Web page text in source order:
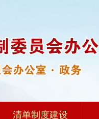
清单制度建设